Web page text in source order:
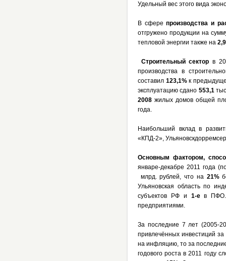
Удельный вес этого вида
В сфере производства и
отгружено продукции на
тепловой энергии также на
Строительный секторв
производства в
составил 123,1%к
эксплуатацию сдано 553,1
2008 жилых домов общей
года.
Наибольший вклад в
«КПД-2»,
Основным фактором,
январе-декабре 2011 года
млрд. рублей, что на 21%
Ульяновская область по
субъектов РФ и 1-ев ПФО.
предприятиями.
За последние 7 лет (2005-
привлечённых инвестиций
на инфляцию, то за
годового роста в 2011 году